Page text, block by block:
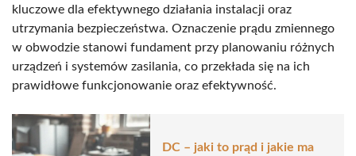
kluczowe dla efektywnego działania instalacji oraz
utrzymania bezpieczeństwa. Oznaczenie prądu zmiennego
w obwodzie stanowi fundament przy planowaniu różnych
urządzeń i systemów zasilania, co przekłada się na ich
prawidłowe funkcjonowanie oraz efektywność.
DC – jaki to prąd i jakie ma